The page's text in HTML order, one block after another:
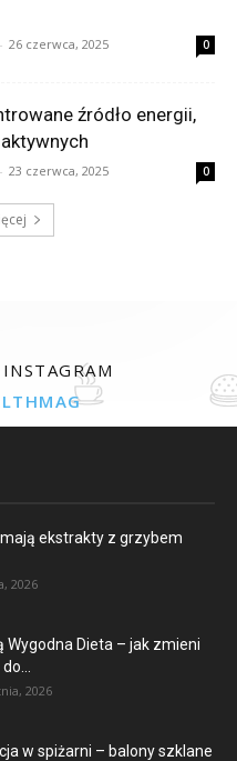
- 26 czerwca, 2025 0
źródło energii,
- 23 czerwca, 2025 0
ekstrakty z grzybem
2026
Wygodna Dieta – jak zmieni
2026
w spiżarni – balony szklane